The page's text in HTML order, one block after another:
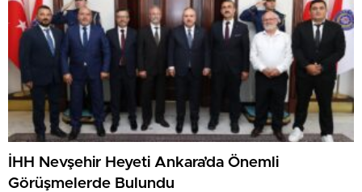
İHH Nevşehir Heyeti Ankara’da Önemli
Görüşmelerde Bulundu